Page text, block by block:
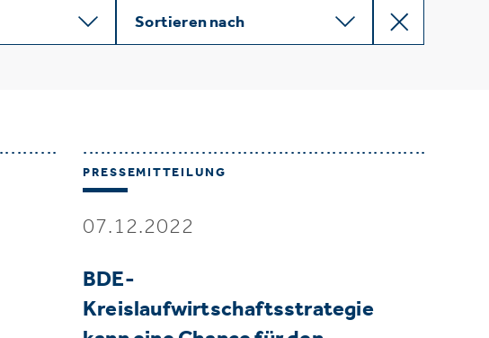
Sortieren nach
PRESSEMITTEILUNG
07.12.2022
BDE-
Kreislaufwirtschaftsstrategie